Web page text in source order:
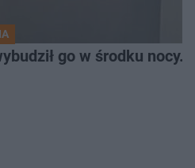
go w środku